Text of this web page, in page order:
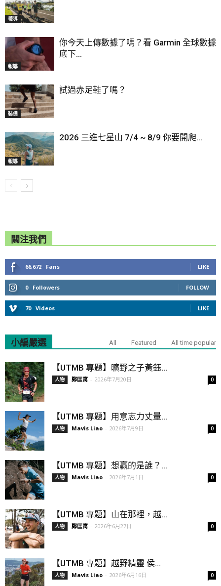
報導
報導
你今天上傳數據了嗎？看 Garmin 全球數據
底下...
裝備
試過赤足鞋了嗎？
報導
2026 三進七星山 7/4 ~ 8/9 你要開爬...
關注我們
66,672 Fans LIKE
0 Followers FOLLOW
70 Videos LIKE
小編嚴選 All Featured All time popular
【UTMB 專題】曠野之子黃鈺...
人物 鄭匡寓 - 2026年7月20日 0
【UTMB 專題】用意志力丈量...
人物 Mavis Liao - 2026年7月9日 0
【UTMB 專題】想贏的是誰？...
人物 Mavis Liao - 2026年7月1日 0
【UTMB 專題】山在那裡，越...
人物 鄭匡寓 - 2026年6月27日 0
【UTMB 專題】越野精靈 侯...
人物 Mavis Liao - 2026年6月16日 0